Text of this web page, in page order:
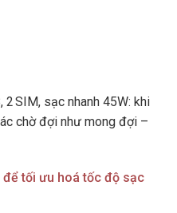
SIM, sạc nhanh 45W: khi
chờ đợi như mong đợi –
tối ưu hoá tốc độ sạc